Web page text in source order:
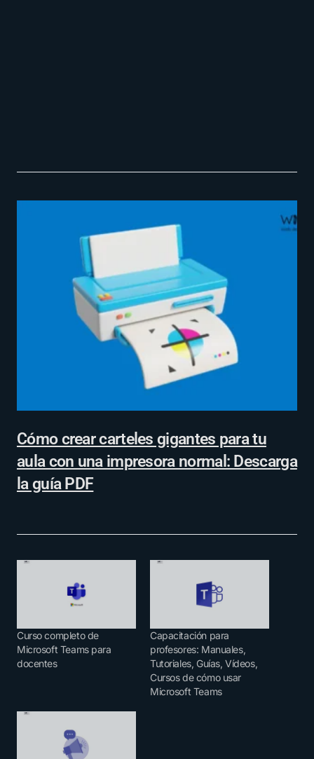
Cómo crear carteles gigantes para tu
aula con una impresora normal: Descarga
la guía PDF
Curso completo de
Microsoft Teams para
docentes
Capacitación para
profesores: Manuales,
Tutoriales, Guías, Vídeos,
Cursos de cómo usar
Microsoft Teams